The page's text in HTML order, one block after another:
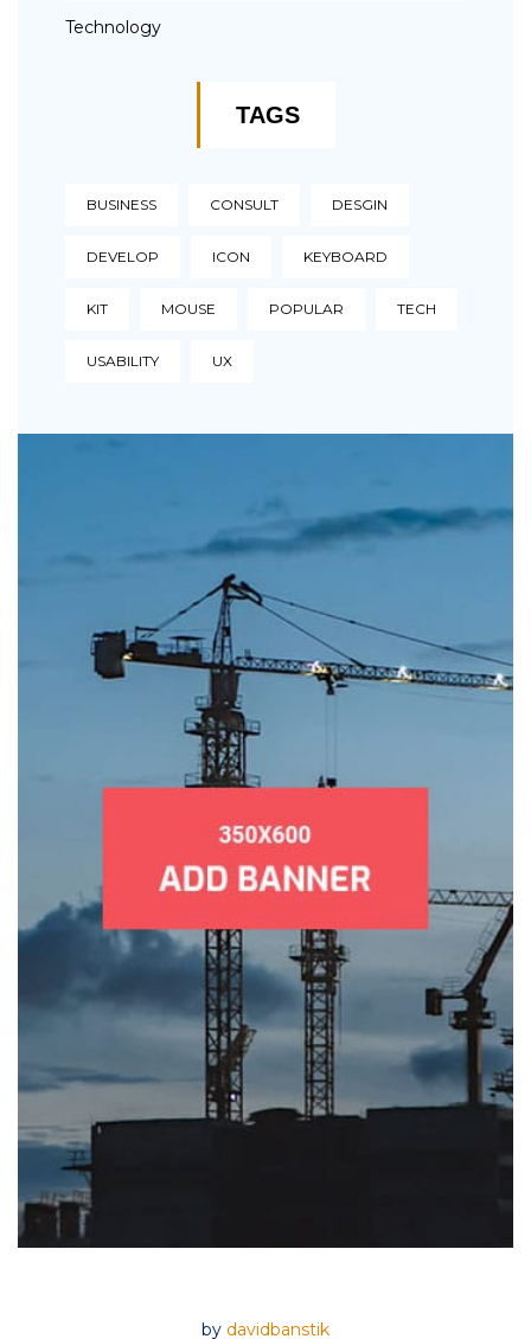
Technology
TAGS
BUSINESS CONSULT DESGIN
DEVELOP ICON KEYBOARD
KIT MOUSE POPULAR TECH
USABILITY UX
by davidbanstik